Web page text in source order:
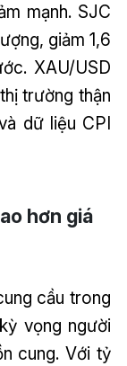
mạnh. SJC
giảm 1,6
XAU/USD
trường thận
dữ liệu CPI
hơn giá
cầu trong
vọng người
cung. Với tỷ